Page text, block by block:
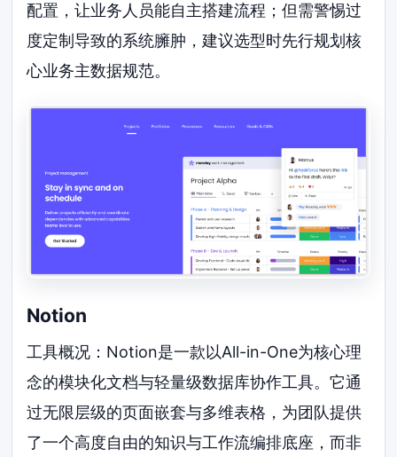
配置，让业务人员能自主搭建流程；但需警惕过
度定制导致的系统臃肿，建议选型时先行规划核
心业务主数据规范。
Notion
工具概况：Notion是一款以All-in-One为核心理
念的模块化文档与轻量级数据库协作工具。它通
过无限层级的页面嵌套与多维表格，为团队提供
了一个高度自由的知识与工作流编排底座，而非